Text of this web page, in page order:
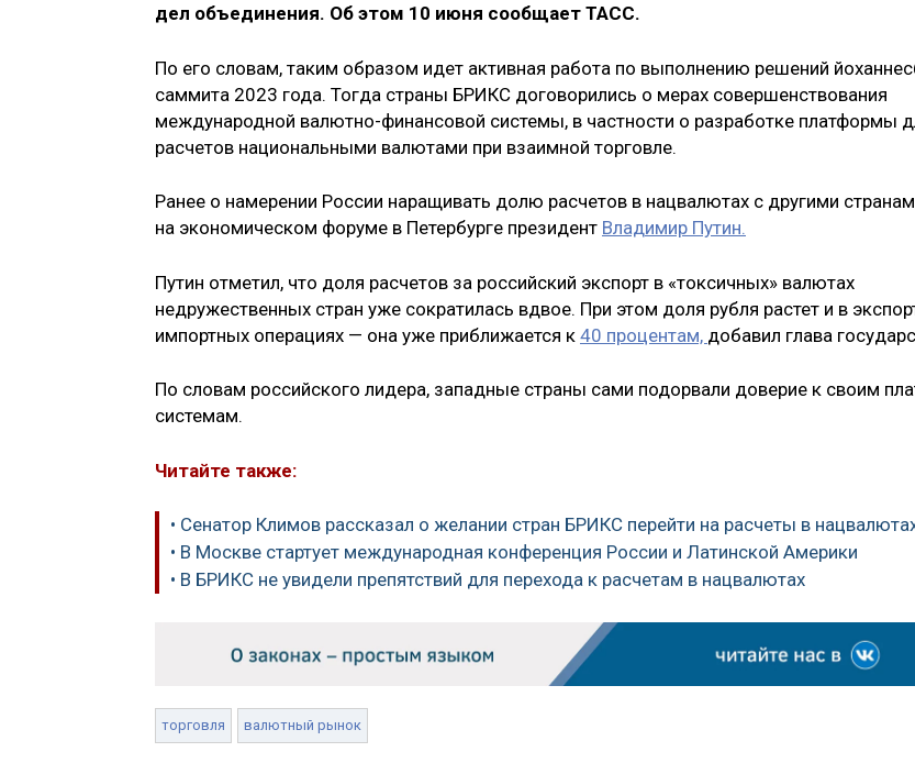
дел объединения. Об этом 10 июня сообщает ТАСС.
По его словам, таким образом идет активная работа по выполнению решений
саммита 2023 года. Тогда страны БРИКС договорились о мерах совершенствования
международной валютно-финансовой системы, в частности о разработке платформы
расчетов национальными валютами при взаимной торговле.
Ранее о намерении России наращивать долю расчетов в нацвалютах с другими
на экономическом форуме в Петербурге президент Владимир Путин.
Путин отметил, что доля расчетов за российский экспорт в «токсичных» валютах
недружественных стран уже сократилась вдвое. При этом доля рубля растет и в
импортных операциях — она уже приближается к 40 процентам, добавил глава
По словам российского лидера, западные страны сами подорвали доверие к своим
системам.
Читайте также:
• Сенатор Климов рассказал о желании стран БРИКС перейти на расчеты в
• В Москве стартует международная конференция России и Латинской Америки
• В БРИКС не увидели препятствий для перехода к расчетам в нацвалютах
торговля валютный рынок